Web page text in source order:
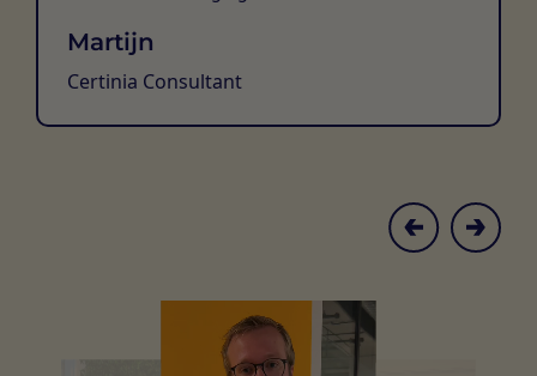
Martijn
Certinia Consultant